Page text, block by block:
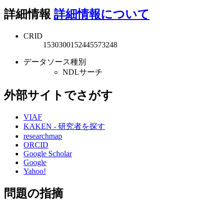
詳細情報 詳細情報について
CRID
1530300152445573248
データソース種別
NDLサーチ
外部サイトでさがす
VIAF
KAKEN - 研究者を探す
researchmap
ORCID
Google Scholar
Google
Yahoo!
問題の指摘